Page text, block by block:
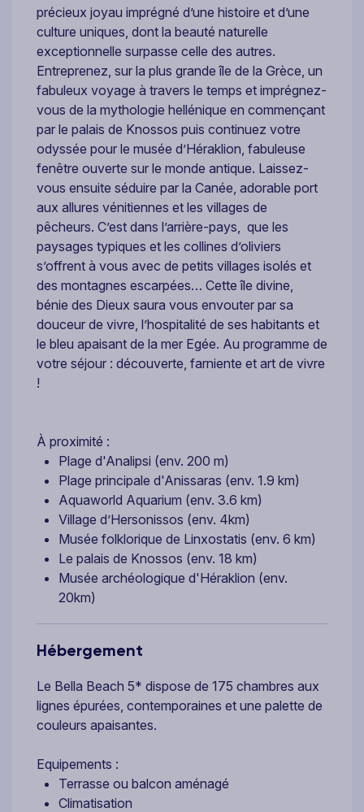
précieux joyau imprégné d’une histoire et d’une
culture uniques, dont la beauté naturelle
exceptionnelle surpasse celle des autres.
Entreprenez, sur la plus grande île de la Grèce, un
fabuleux voyage à travers le temps et imprégnez-
vous de la mythologie hellénique en commençant
par le palais de Knossos puis continuez votre
odyssée pour le musée d’Héraklion, fabuleuse
fenêtre ouverte sur le monde antique. Laissez-
vous ensuite séduire par la Canée, adorable port
aux allures vénitiennes et les villages de
pêcheurs. C’est dans l’arrière-pays, que les
paysages typiques et les collines d’oliviers
s’offrent à vous avec de petits villages isolés et
des montagnes escarpées… Cette île divine,
bénie des Dieux saura vous envouter par sa
douceur de vivre, l’hospitalité de ses habitants et
le bleu apaisant de la mer Egée. Au programme de
votre séjour : découverte, farniente et art de vivre
!
À proximité :
Plage d'Analipsi (env. 200 m)
Plage principale d'Anissaras (env. 1.9 km)
Aquaworld Aquarium (env. 3.6 km)
Village d’Hersonissos (env. 4km)
Musée folklorique de Linxostatis (env. 6 km)
Le palais de Knossos (env. 18 km)
Musée archéologique d'Héraklion (env.
20km)
Hébergement
Le Bella Beach 5* dispose de 175 chambres aux
lignes épurées, contemporaines et une palette de
couleurs apaisantes.
Equipements :
Terrasse ou balcon aménagé
Climatisation